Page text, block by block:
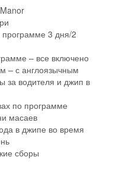
3 дня/2
– все включено
– с англоязычным
за водителя и джип в
по программе
масаев
в джипе во время
сборы